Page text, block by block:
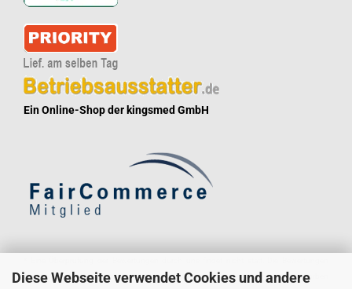
Diese Webseite verwendet Cookies und andere
Ein Online-Shop der kingsmed GmbH
könnten von Verbrauchern stammen, die die Ware oder Dienstleistung gar nicht erworben